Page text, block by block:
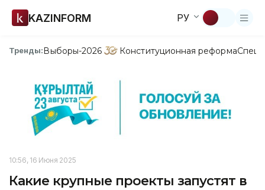
KAZINFORM РУ
Тренды:Выборы-2026 Конституционная реформа
10:56, 16 Июня 2025
Какие крупные проекты запустят в